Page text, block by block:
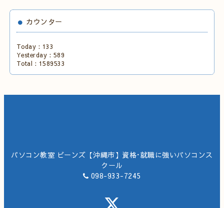
カウンター
Today : 133
Yesterday : 589
Total : 1589533
パソコン教室 ビーンズ【沖縄市】資格･就職に強いパソコンス
クール
098-933-7245